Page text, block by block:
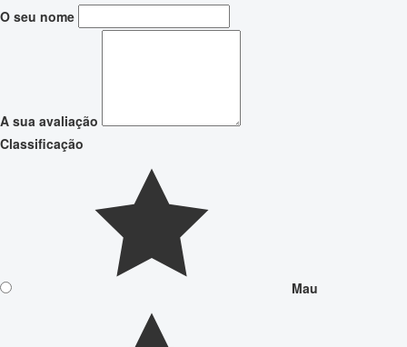
O seu nome
A sua avaliação
Classificação
Mau